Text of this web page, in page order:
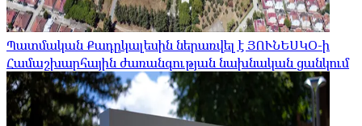
Պատմական Քադըկալեսին ներառվել է ՅՈՒՆԵՍԿՕ-ի
Համաշխարհային ժառանգության նախնական ցանկում